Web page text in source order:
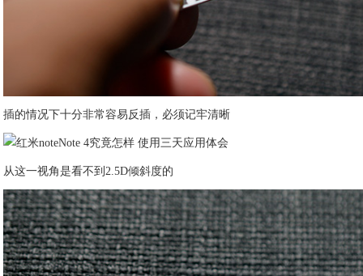
插的情况下十分非常容易反插，必须记牢清晰
从这一视角是看不到2.5D倾斜度的